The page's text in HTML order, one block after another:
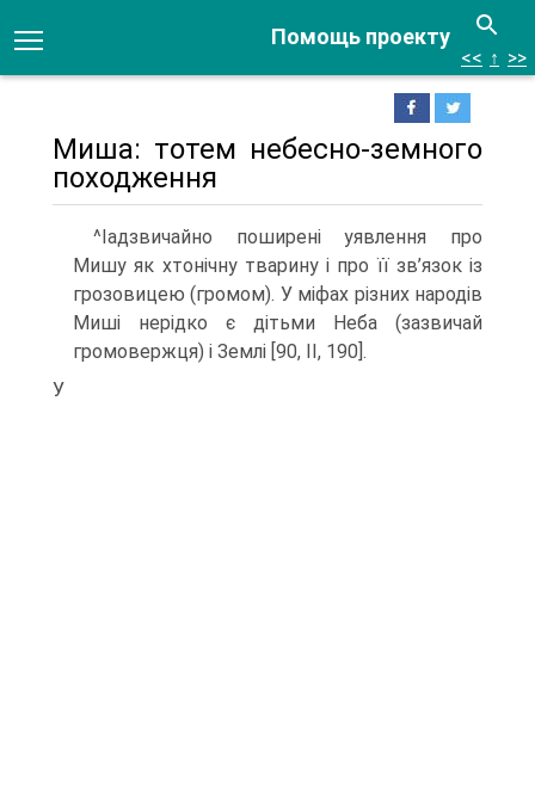
Помощь проекту
<< ↑ >>
Миша: тотем небесно-земного
походження
^Іадзвичайно поширені уявлення про
Мишу як хтонічну тварину і про її зв’язок із
грозовицею (громом). У міфах різних народів
Миші нерідко є дітьми Неба (зазвичай
громовержця) і Землі [90, ІІ, 190].
У